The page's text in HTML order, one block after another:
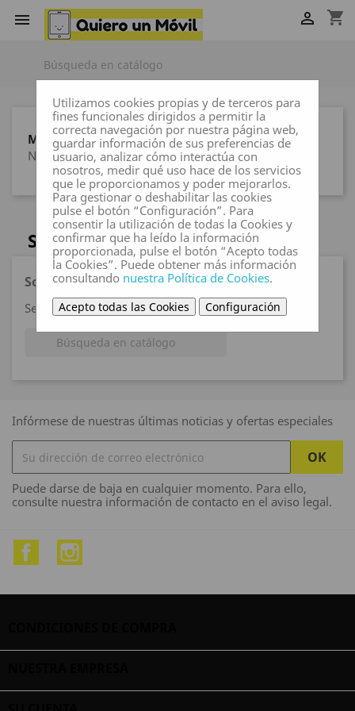
 shopping_cart

MARCAS
Ninguna marca
SAMSUNG GALAXY A13 5G / A04S
Sorry for the inconvenience.
Search again what you are looking for
Infórmese de nuestras últimas noticias y ofertas especiales
Puede darse de baja en cualquier momento. Para ello,
consulte nuestra información de contacto en el aviso legal.
Facebook
Utilizamos cookies propias y de terceros para
fines funcionales dirigidos a permitir la
correcta navegación por nuestra página web,
guardar información de sus preferencias de
usuario, analizar cómo interactúa con
nosotros, medir qué uso hace de los servicios
que le proporcionamos y poder mejorarlos.
Para gestionar o deshabilitar las cookies
pulse el botón “Configuración”. Para
consentir la utilización de todas la Cookies y
confirmar que ha leído la información
proporcionada, pulse el botón “Acepto todas
la Cookies”. Puede obtener más información
consultando nuestra Política de Cookies.
Acepto todas las Cookies Configuración